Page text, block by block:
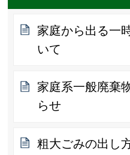
家庭から出る一
いて
家庭系一般廃棄
らせ
粗大ごみの出し